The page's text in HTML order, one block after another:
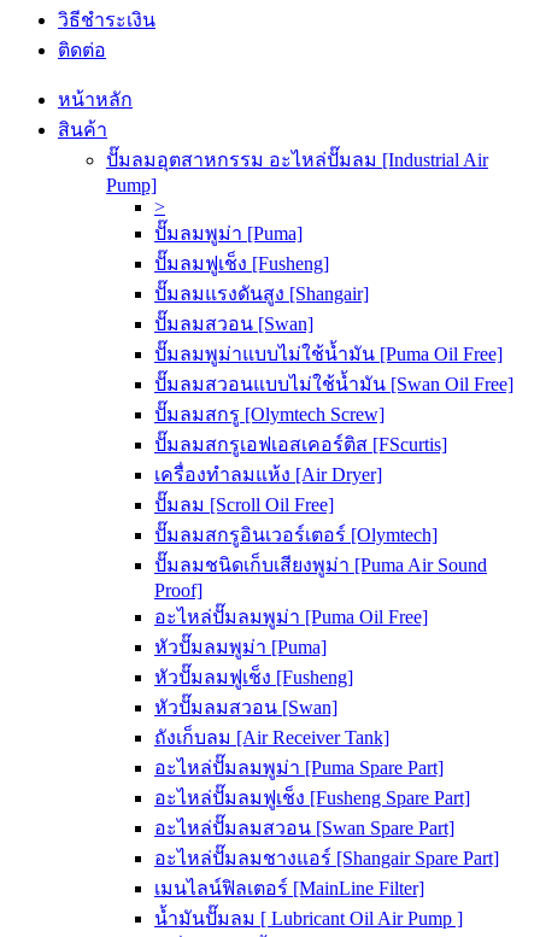
วิธีชำระเงิน
ติดต่อ
หน้าหลัก
สินค้า
ปั๊มลมอุตสาหกรรม อะไหล่ปั๊มลม [Industrial Air
Pump]
>
ปั๊มลมพูม่า [Puma]
ปั๊มลมฟูเช็ง [Fusheng]
ปั๊มลมแรงดันสูง [Shangair]
ปั๊มลมสวอน [Swan]
ปั๊มลมพูม่าแบบไม่ใช้น้ำมัน [Puma Oil Free]
ปั๊มลมสวอนแบบไม่ใช้น้ำมัน [Swan Oil Free]
ปั๊มลมสกรู [Olymtech Screw]
ปั๊มลมสกรูเอฟเอสเคอร์ติส [FScurtis]
เครื่องทำลมแห้ง [Air Dryer]
ปั๊มลม [Scroll Oil Free]
ปั๊มลมสกรูอินเวอร์เตอร์ [Olymtech]
ปั๊มลมชนิดเก็บเสียงพูม่า [Puma Air Sound
Proof]
อะไหล่ปั๊มลมพูม่า [Puma Oil Free]
หัวปั๊มลมพูม่า [Puma]
หัวปั๊มลมฟูเช็ง [Fusheng]
หัวปั๊มลมสวอน [Swan]
ถังเก็บลม [Air Receiver Tank]
อะไหล่ปั๊มลมพูม่า [Puma Spare Part]
อะไหล่ปั๊มลมฟูเช็ง [Fusheng Spare Part]
อะไหล่ปั๊มลมสวอน [Swan Spare Part]
อะไหล่ปั๊มลมชางแอร์ [Shangair Spare Part]
เมนไลน์ฟิลเตอร์ [MainLine Filter]
น้ำมันปั๊มลม [ Lubricant Oil Air Pump ]